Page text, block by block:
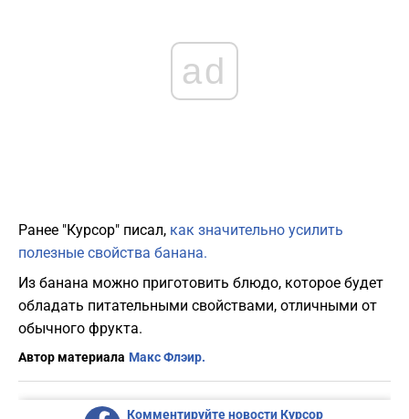
ad
Ранее "Курсор" писал, как значительно усилить
полезные свойства банана.
Из банана можно приготовить блюдо, которое будет
обладать питательными свойствами, отличными от
обычного фрукта.
Автор материала Макс Флэир.
Комментируйте новости Курсор